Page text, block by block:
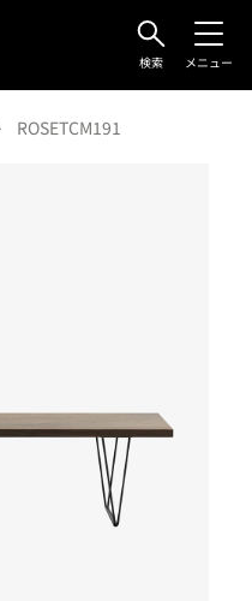
検索 メニュー
ROSETCM191